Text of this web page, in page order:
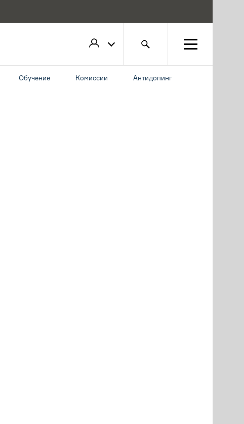
Обучение Комиссии Антидопинг